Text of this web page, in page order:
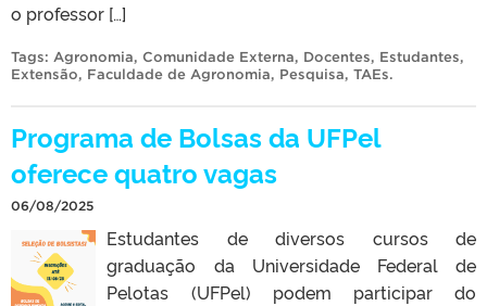
o professor […]
Tags: Agronomia, Comunidade Externa, Docentes, Estudantes,
Extensão, Faculdade de Agronomia, Pesquisa, TAEs.
Programa de Bolsas da UFPel
oferece quatro vagas
06/08/2025
Estudantes de diversos cursos de
graduação da Universidade Federal de
Pelotas (UFPel) podem participar do